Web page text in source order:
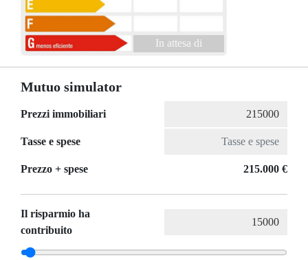
In attesa di
Mutuo simulator
Prezzi immobiliari
Tasse e spese
Prezzo + spese 215.000 €
Il risparmio ha
contribuito